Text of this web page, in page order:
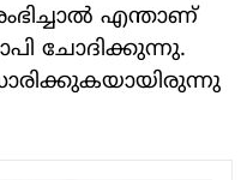
എന്താണ്
ചോദിക്കുന്നു.